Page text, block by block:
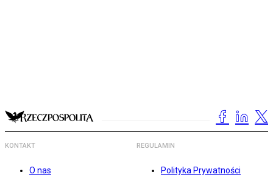
KONTAKT
O nas
REGULAMIN
Polityka Prywatności